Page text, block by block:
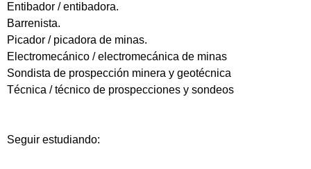
Entibador / entibadora.
Barrenista.
Picador / picadora de minas.
Electromecánico / electromecánica de minas
Sondista de prospección minera y geotécnica
Técnica / técnico de prospecciones y sondeos
Seguir estudiando: